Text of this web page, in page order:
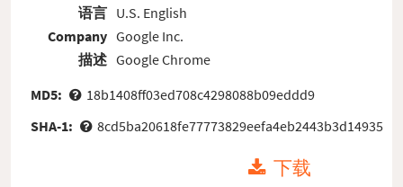
语言
Company
描述
U.S. English
Google Inc.
Google Chrome
MD5:
18b1408ff03ed708c4298088b09eddd9
SHA-1:
8cd5ba20618fe77773829eefa4eb2443b3d14935
下载